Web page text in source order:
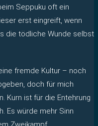
Seppuku oft ein
erst eingreift, wenn
die tödliche Wunde selbst
fremde Kultur – noch
doch für mich
Kurn ist für die Entehrung
Es würde mehr Sinn